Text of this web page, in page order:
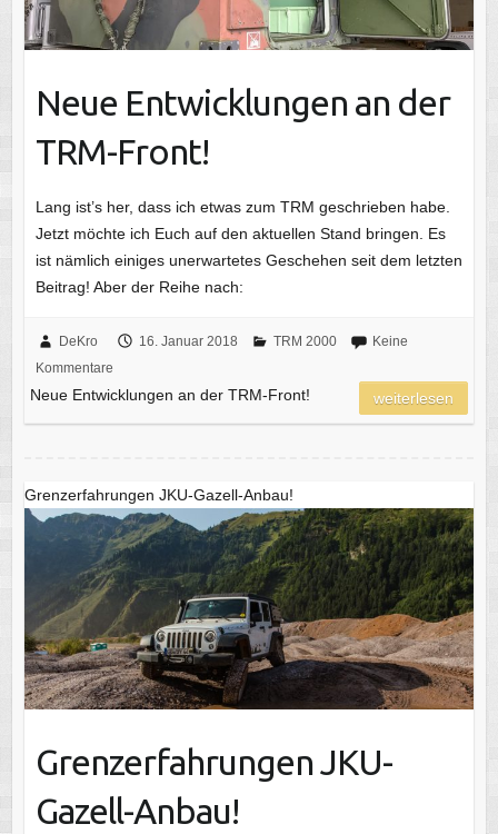
Neue Entwicklungen an der
TRM-Front!
Lang ist’s her, dass ich etwas zum TRM geschrieben habe.
Jetzt möchte ich Euch auf den aktuellen Stand bringen. Es
ist nämlich einiges unerwartetes Geschehen seit dem letzten
Beitrag! Aber der Reihe nach:
DeKro 16. Januar 2018 TRM 2000
Keine
Kommentare
Neue Entwicklungen an der TRM-Front! weiterlesen
Grenzerfahrungen JKU-Gazell-Anbau!
Grenzerfahrungen JKU-
Gazell-Anbau!